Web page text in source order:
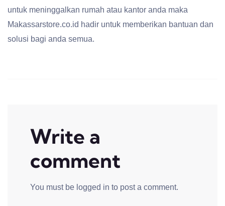
untuk meninggalkan rumah atau kantor anda maka
Makassarstore.co.id hadir untuk memberikan bantuan dan
solusi bagi anda semua.
Write a
comment
You must be logged in to post a comment.